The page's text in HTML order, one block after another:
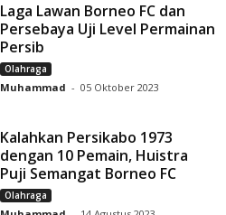
Laga Lawan Borneo FC dan
Persebaya Uji Level Permainan
Persib
Olahraga
Muhammad - 05 Oktober 2023
Kalahkan Persikabo 1973
dengan 10 Pemain, Huistra
Puji Semangat Borneo FC
Olahraga